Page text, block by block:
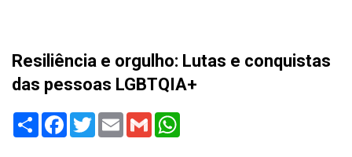
Resiliência e orgulho: Lutas e conquistas
das pessoas LGBTQIA+
Share Facebook
TwitterEmail Gmail